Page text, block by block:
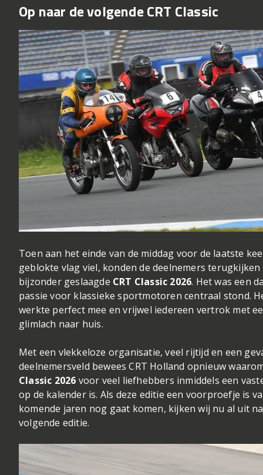
Op naar de volgende CRT Classic
Toen aan het einde van de middag voor de laatste
geblokte vlag viel, konden de deelnemers terugkijken
bijzonder geslaagde CRT Classic 2026. Het was een
passie voor klassieke sportmotoren centraal stond.
werkte perfect mee en vrijwel iedereen vertrok met
glimlach naar huis.
Met een vlekkeloze organisatie, veel rijtijd en een
deelnemersveld bewees CRT Holland opnieuw
Classic 2026 voor veel liefhebbers inmiddels een
op de kalender is. Als deze editie een voorproefje is
komende jaren nog gaat komen, kijken wij nu al uit
volgende editie.